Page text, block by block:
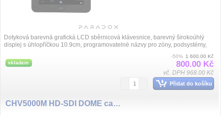
Dotyková barevná grafická LCD sběrnicová klávesnice, barevný širokoúhlý
displej s úhlopříčkou 10.9cm, programovatelné názvy pro zóny, podsystémy,
skladem
-50% 1 600.00 Kč
800.00 Kč
vč. DPH 968.00 Kč
Přidat do košíku
CHV5000M HD-SDI DOME camera